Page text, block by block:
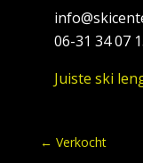
06-31 34 07
Juiste ski
← Verkocht